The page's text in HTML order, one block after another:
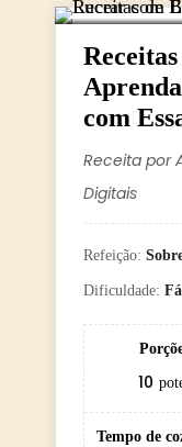
com
Receita por
Digitais
Refeição:
Dificuldade:
10
Tempo de